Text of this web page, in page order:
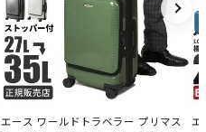
エース ワールドトラベラー プリマス
エ